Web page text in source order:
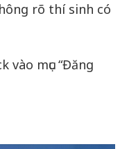
rõ thí sinh có
vào mục “Đăng